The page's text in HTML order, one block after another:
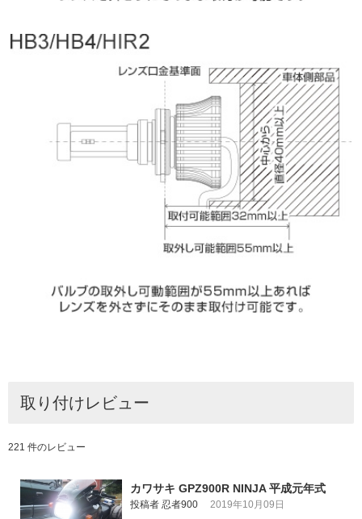
取り付けレビュー
221 件のレビュー
カワサキ GPZ900R NINJA 平成元年式
投稿者 忍者900 2019年10月09日